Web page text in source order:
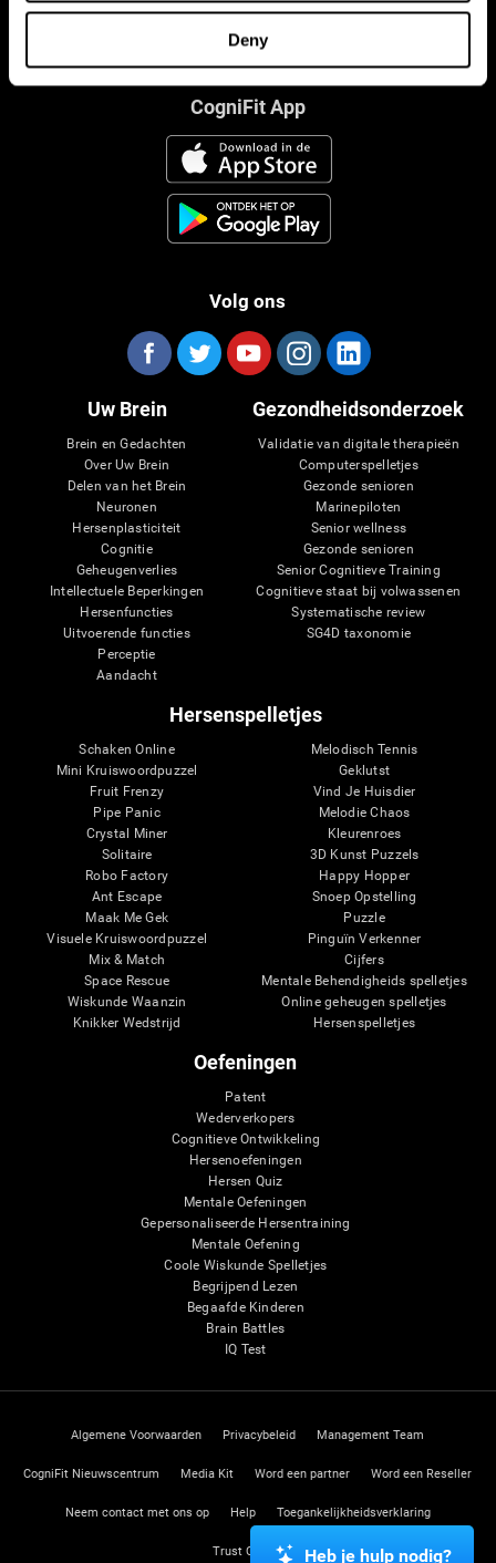
Deny
CogniFit App
Volg ons
Uw Brein
Brein en Gedachten
Over Uw Brein
Delen van het Brein
Neuronen
Hersenplasticiteit
Cognitie
Geheugenverlies
Intellectuele Beperkingen
Hersenfuncties
Uitvoerende functies
Perceptie
Aandacht
Gezondheidsonderzoek
Validatie van digitale therapieën
Computerspelletjes
Gezonde senioren
Marinepiloten
Senior wellness
Gezonde senioren
Senior Cognitieve Training
Cognitieve staat bij volwassenen
Systematische review
SG4D taxonomie
Hersenspelletjes
Schaken Online
Mini Kruiswoordpuzzel
Fruit Frenzy
Pipe Panic
Crystal Miner
Solitaire
Robo Factory
Ant Escape
Maak Me Gek
Visuele Kruiswoordpuzzel
Mix & Match
Space Rescue
Wiskunde Waanzin
Knikker Wedstrijd
Melodisch Tennis
Geklutst
Vind Je Huisdier
Melodie Chaos
Kleurenroes
3D Kunst Puzzels
Happy Hopper
Snoep Opstelling
Puzzle
Pinguïn Verkenner
Cijfers
Mentale Behendigheids spelletjes
Online geheugen spelletjes
Hersenspelletjes
Oefeningen
Patent
Wederverkopers
Cognitieve Ontwikkeling
Hersenoefeningen
Hersen Quiz
Mentale Oefeningen
Gepersonaliseerde Hersentraining
Mentale Oefening
Coole Wiskunde Spelletjes
Begrijpend Lezen
Begaafde Kinderen
Brain Battles
IQ Test
Algemene Voorwaarden Privacybeleid Management Team
CogniFit Nieuwscentrum Media Kit Word een partner Word een Reseller
Neem contact met ons op Help Toegankelijkheidsverklaring
Trust Center Heb je hulp nodig?